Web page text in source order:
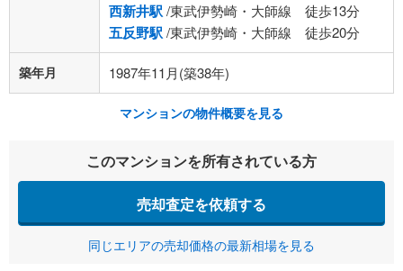
西新井駅/東武伊勢崎・大師線 徒歩13分
五反野駅/東武伊勢崎・大師線 徒歩20分
築年月 1987年11月(築38年)
マンションの物件概要を見る
このマンションを所有されている方
売却査定を依頼する
同じエリアの売却価格の最新相場を見る